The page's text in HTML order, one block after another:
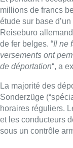
millions de francs
étude sur base
Reiseburo
de fer belges. “Il ne
versements ont
de déportation“, a
La majorité des
Sonderzüge
horaires réguliers.
et les conducteurs
sous un contrôle